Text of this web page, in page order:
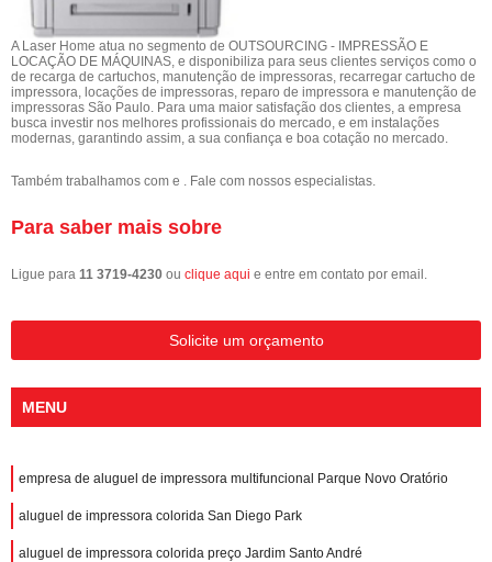
A Laser Home atua no segmento de OUTSOURCING - IMPRESSÃO E
LOCAÇÃO DE MÁQUINAS, e disponibiliza para seus clientes serviços como o
de recarga de cartuchos, manutenção de impressoras, recarregar cartucho de
impressora, locações de impressoras, reparo de impressora e manutenção de
impressoras São Paulo. Para uma maior satisfação dos clientes, a empresa
busca investir nos melhores profissionais do mercado, e em instalações
modernas, garantindo assim, a sua confiança e boa cotação no mercado.
Também trabalhamos com e . Fale com nossos especialistas.
Para saber mais sobre
Ligue para 11 3719-4230 ou clique aqui e entre em contato por email.
Solicite um orçamento
MENU
empresa de aluguel de impressora multifuncional Parque Novo Oratório
aluguel de impressora colorida San Diego Park
aluguel de impressora colorida preço Jardim Santo André